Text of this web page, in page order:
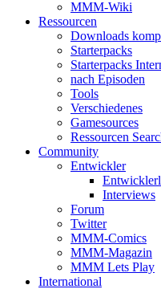
MMM-Wiki
Ressourcen
Downloads
Starterpacks
Starterpacks
nach Episoden
Tools
Verschiedenes
Gamesources
Ressourcen
Community
Entwickler
Interviews
Forum
Twitter
MMM-Comics
MMM-Magazin
MMM Lets Play
International